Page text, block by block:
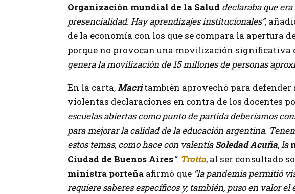
Organización mundial de la Salud declaraba que
presencialidad. Hay aprendizajes institucionales”,
de la economía con los que se compara la apertura
porque no provocan una movilización significativa
genera la movilización de 15 millones de personas
En la carta,Macritambién aprovechó para defender
violentas declaraciones en contra de los docentes
escuelas abiertas como punto de partida deberíamos
para mejorar la calidad de la educación argentina.
estos temas, como hace con valentíaSoledad Acuña, la
Ciudad de Buenos Aires”. Trotta, al ser consultado
ministra porteña afirmó que “la pandemia permitió
requiere saberes específicos y, también, puso en valor